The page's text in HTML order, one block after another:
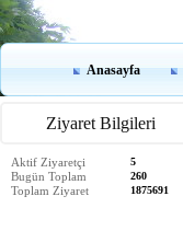
Anasayfa
Ziyaret Bilgileri
Aktif Ziyaretçi 5
Bugün Toplam 260
Toplam Ziyaret 1875691